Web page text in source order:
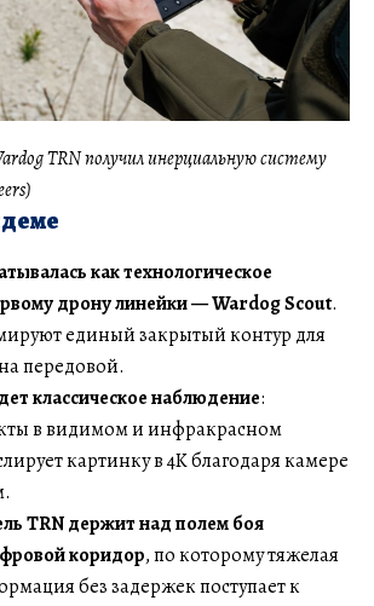
TRN получил инерциальную систему
как технологическое
дрону линейки — Wardog Scout.
единый закрытый контур для
передовой.
классическое наблюдение:
в видимом и инфракрасном
картинку в 4K благодаря камере
TRN держит над полем боя
коридор, по которому тяжелая
без задержек поступает к